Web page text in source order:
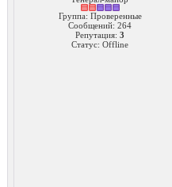
Группа: Проверенные
Сообщений: 264
Репутация: 3
Статус: Offline